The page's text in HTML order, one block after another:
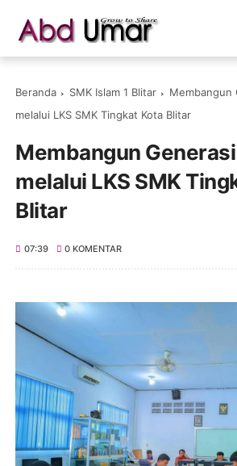
Beranda SMK Islam 1 Blitar
Membangun
melalui LKS SMK Tingkat Kota Blitar
Membangun
melalui LKS SMK
Blitar
07:39 0 KOMENTAR